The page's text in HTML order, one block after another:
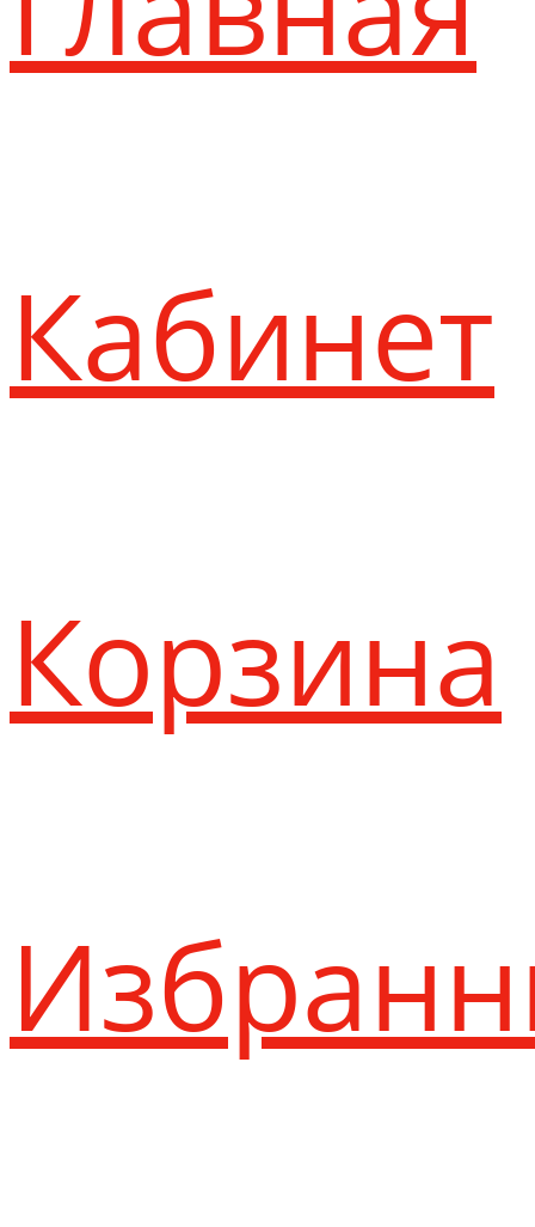
Кабинет
Корзина